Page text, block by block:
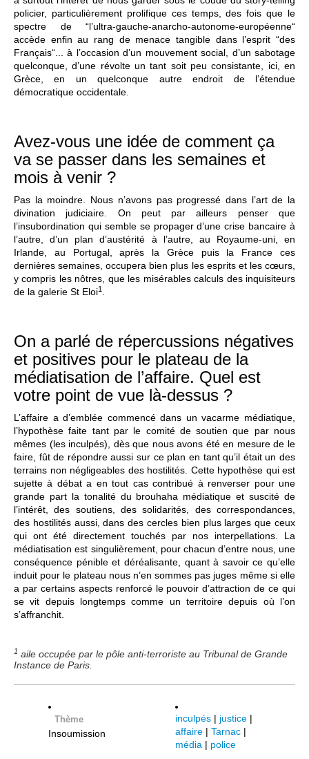
policier, particulièrement prolifique ces temps, des fois que le
spectre de “l’ultra-gauche-anarcho-autonome-européenne“
accède enfin au rang de menace tangible dans l’esprit “des
Français“... à l’occasion d’un mouvement social, d’un sabotage
quelconque, d’une révolte un tant soit peu consistante, ici, en
Grèce, en un quelconque autre endroit de l’étendue
démocratique occidentale.
Avez-vous une idée de comment ça
va se passer dans les semaines et
mois à venir ?
Pas la moindre. Nous n’avons pas progressé dans l’art de la
divination judiciaire. On peut par ailleurs penser que
l’insubordination qui semble se propager d’une crise bancaire à
l’autre, d’un plan d’austérité à l’autre, au Royaume-uni, en
Irlande, au Portugal, après la Grèce puis la France ces
dernières semaines, occupera bien plus les esprits et les cœurs,
y compris les nôtres, que les misérables calculs des inquisiteurs
de la galerie St Eloi1
On a parlé de répercussions négatives
et positives pour le plateau de la
médiatisation de l’affaire. Quel est
votre point de vue là-dessus ?
L’affaire a d’emblée commencé dans un vacarme médiatique,
l’hypothèse faite tant par le comité de soutien que par nous
mêmes (les inculpés), dès que nous avons été en mesure de le
faire, fût de répondre aussi sur ce plan en tant qu’il était un des
terrains non négligeables des hostilités. Cette hypothèse qui est
sujette à débat a en tout cas contribué à renverser pour une
grande part la tonalité du brouhaha médiatique et suscité de
l’intérêt, des soutiens, des solidarités, des correspondances,
des hostilités aussi, dans des cercles bien plus larges que ceux
qui ont été directement touchés par nos interpellations. La
médiatisation est singulièrement, pour chacun d’entre nous, une
conséquence pénible et déréalisante, quant à savoir ce qu’elle
induit pour le plateau nous n’en sommes pas juges même si elle
a par certains aspects renforcé le pouvoir d’attraction de ce qui
se vit depuis longtemps comme un territoire depuis où l’on
s’affranchit.
1 aile occupée par le pôle anti-terroriste au Tribunal de Grande
Instance de Paris.
Thème
Insoumission
inculpés | justice |
affaire | Tarnac |
média | police